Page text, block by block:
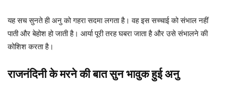
यह सच सुनते ही अनु को गहरा सदमा लगता है। वह इस सच्चाई को संभाल नहीं
पाती और बेहोश हो जाती है। आर्या पूरी तरह घबरा जाता है और उसे संभालने की
कोशिश करता है।
राजनंदिनी के मरने की बात सुन भावुक हुई अनु